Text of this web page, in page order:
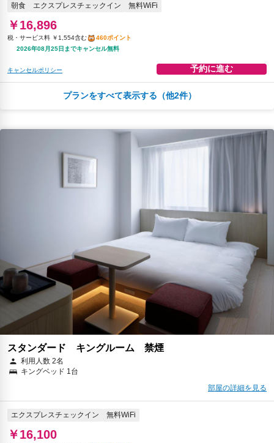
朝食 エクスプレスチェックイン 無料WiFi
￥16,896
税・サービス料 ￥1,554含む
460ポイント
2026年08月25日までキャンセル無料
キャンセルポリシー 予約に進む
エクスプレスチェックイン 無料WiFi
税・サービス料 ￥5,427含む
775ポイント
予約に進む
エクスプレスチェックイン
予約に進む
プランをすべて表示する（他2件）
スタンダード キングルーム 禁煙
利用人数 2名
キングベッド 1台
部屋の詳細を見る
エクスプレスチェックイン 無料WiFi
￥16,100